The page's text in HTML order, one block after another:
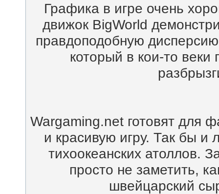
Графика в игре очень
движок BigWorld
правдоподобную
который в кои-то
Wargaming.net готовят для
и красивую игру. Так бы и
тихоокеанских атоллов.
просто не заметить,
швейцарский